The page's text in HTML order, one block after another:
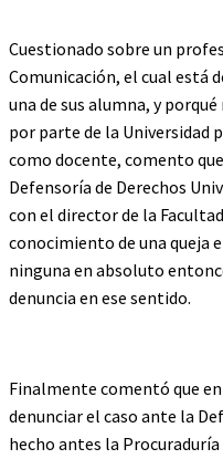
Cuestionado sobre un
Comunicación, el cual está
una de sus alumna, y
por parte de la Universidad
como docente, comento
Defensoría de Derechos
con el director de la
conocimiento de una queja
ninguna en absoluto
denuncia en ese sentido.
Finalmente comentó que
denunciar el caso ante la
hecho antes la